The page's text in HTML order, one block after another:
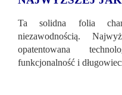
Ta solidna folia
niezawodnością.
opatentowana
funkcjonalność i